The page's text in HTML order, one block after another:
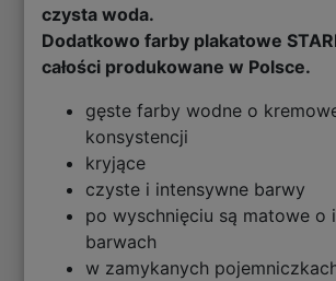
czysta woda.
Dodatkowo farby plakatowe
całości produkowane w Polsce.
gęste farby wodne o
konsystencji
kryjące
czyste i intensywne barwy
po wyschnięciu są matowe o
barwach
w zamykanych